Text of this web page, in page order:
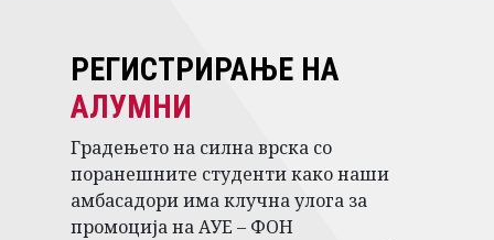
РЕГИСТРИРАЊЕ НА
АЛУМНИ
Градењето на силна врска со
поранешните студенти како наши
амбасадори има клучна улога за
промоција на АУЕ – ФОН